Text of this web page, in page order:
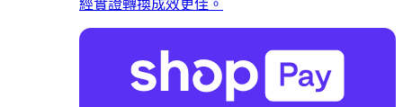
經實證轉換成效更佳。